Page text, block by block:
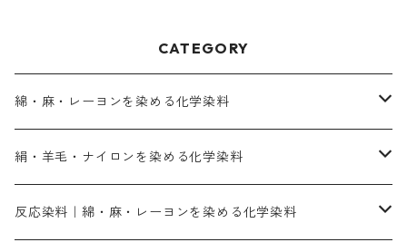
CATEGORY
綿・麻・レーヨンを染める化学染料
直接染料－染色手順が簡単
人気のおすすめ直接染料
絹・羊毛・ナイロンを染める化学染料
お買い得品
反応染料｜綿・麻・レーヨンを染める化学染料